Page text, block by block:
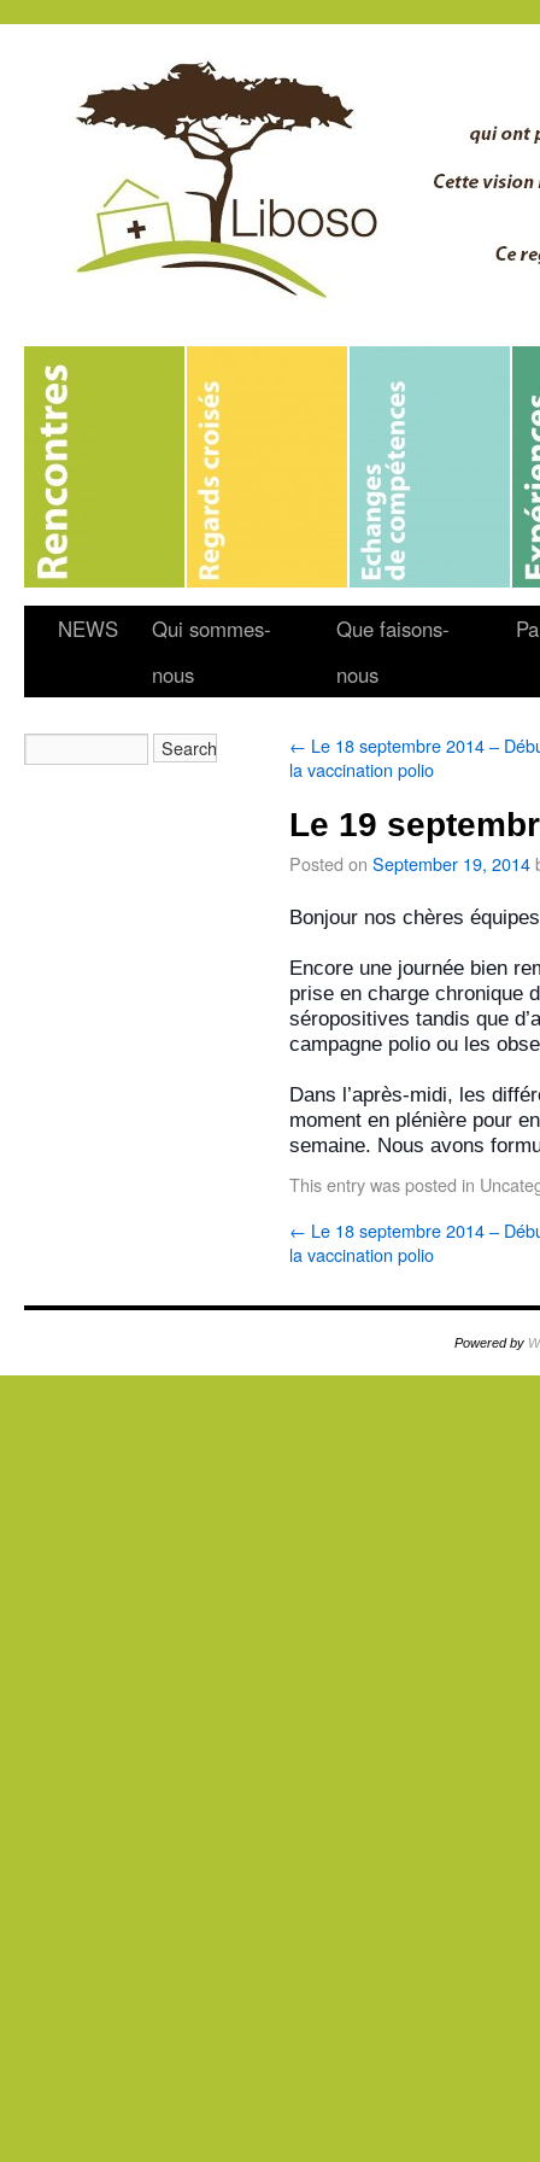
NEWS
Qui sommes-
nous
Que faisons-
nous
← Le 18 septembre 2014 –
la vaccination polio
Le 19
Posted on September 19, 2014
Bonjour nos chères
Encore une journée bien
prise en charge chronique
séropositives tandis que
campagne polio ou les
Dans l’après-midi, les
moment en plénière pour
semaine. Nous avons
This entry was posted in
← Le 18 septembre 2014 –
la vaccination polio
Powered by